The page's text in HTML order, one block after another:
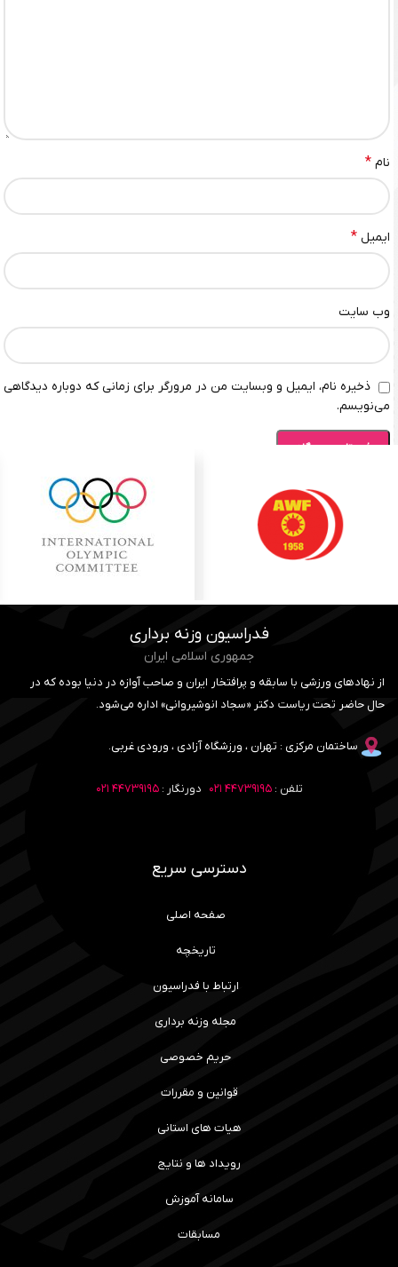
نام *
ایمیل *
وب‌ سایت
ذخیره نام، ایمیل و وبسایت من در مرورگر برای زمانی که دوباره دیدگاهی
می‌نویسم.
فدراسیون وزنه برداری
جمهوری اسلامی ایران
از نهادهای ورزشی با سابقه و پرافتخار ایران و صاحب آوازه در دنیا بوده که در
حال حاضر تحت ریاست دکتر «سجاد انوشیروانی» اداره می‌شود.
ساختمان مرکزی : تهران ، ورزشگاه آزادی ، ورودی غربی.
تلفن :۴۴۷۳۹۱۹۵ ۰۲۱ دورنگار :۴۴۷۳۹۱۹۵ ۰۲۱
دسترسی سریع
صفحه اصلی
تاریخچه
ارتباط با فدراسیون
مجله وزنه برداری
حریم خصوصی
قوانین و مقررات
هیات های استانی
رویداد ها و نتایج
سامانه آموزش
مسابقات